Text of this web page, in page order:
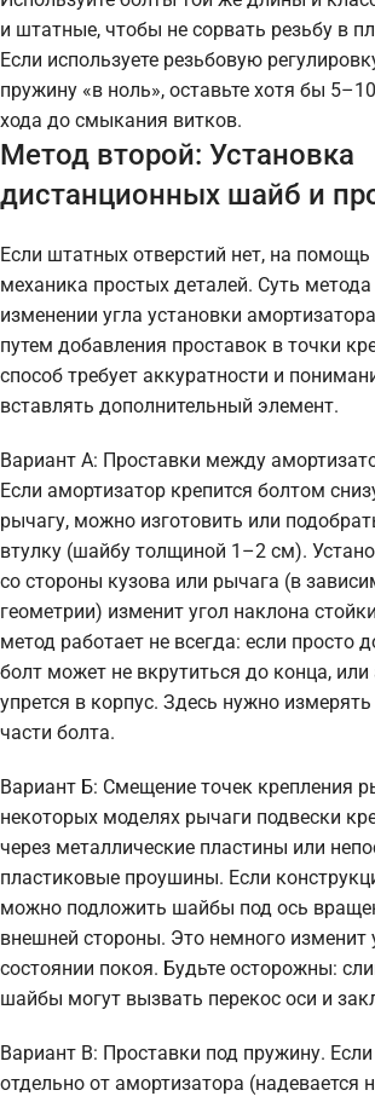
и штатные, чтобы не сорвать резьбу в
Если используете резьбовую
пружину «в ноль», оставьте хотя бы
хода до смыкания витков.
Метод второй: Установка
дистанционных шайб и
Если штатных отверстий нет, на помощь
механика простых деталей. Суть
изменении угла установки
путем добавления проставок в точки
способ требует аккуратности и
вставлять дополнительный элемент.
Вариант А: Проставки между
Если амортизатор крепится болтом
рычагу, можно изготовить или
втулку (шайбу толщиной 1–2 см).
со стороны кузова или рычага (в
геометрии) изменит угол наклона
метод работает не всегда: если просто
болт может не вкрутиться до конца,
упрется в корпус. Здесь нужно
части болта.
Вариант Б: Смещение точек крепления
некоторых моделях рычаги подвески
через металлические пластины или
пластиковые проушины. Если
можно подложить шайбы под ось
внешней стороны. Это немного изменит
состоянии покоя. Будьте осторожны:
шайбы могут вызвать перекос оси и
Вариант В: Проставки под пружину.
отдельно от амортизатора (надевается